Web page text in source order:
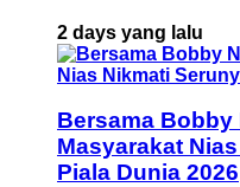
2 days yang lalu
Bersama
Masyarakat
Piala Dunia 2026